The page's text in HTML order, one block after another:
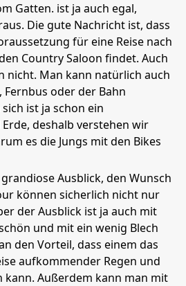
Gatten. ist ja auch egal,
Die gute Nachricht ist, dass
für eine Reise nach
Country Saloon findet. Auch
nicht. Man kann natürlich auch
oder der Bahn
ist ja schon ein
deshalb verstehen wir
es die Jungs mit den Bikes
Ausblick, den Wunsch
können sicherlich nicht nur
der Ausblick ist ja auch mit
und mit ein wenig Blech
den Vorteil, dass einem das
aufkommender Regen und
kann. Außerdem kann man mit